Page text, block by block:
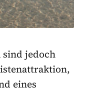
sind jedoch
eines